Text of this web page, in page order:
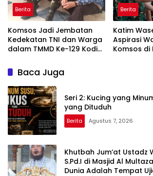
Berita
Komsos Jadi Jembatan
Kedekatan TNI dan Warga
dalam TMMD Ke-129 Kodim
Berita
Katim
Aspirasi
Komsos di
Baca Juga
Seri 2: Kucing yang
yang Dituduh
Berita Agustus 7, 2026
Khutbah Jum’at Ustadz
S.Pd.I di Masjid Al
Dunia Adalah Tempat